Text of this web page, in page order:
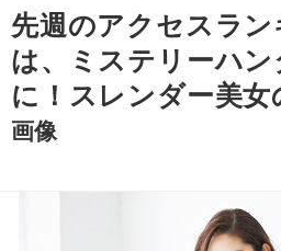
先週のアクセスラ
は、ミステリーハ
に！スレンダー美
画像